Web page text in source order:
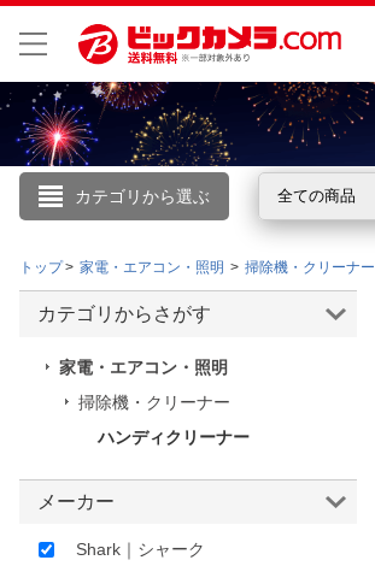
カテゴリから選ぶ 全ての商品
こんにちは
ログイン
会員メニュー
トップ 家電・エアコン・照明 掃除機・クリーナー
カテゴリからさがす
家電・エアコン・照明
掃除機・クリーナー
ハンディクリーナー
メーカー
Shark｜シャーク